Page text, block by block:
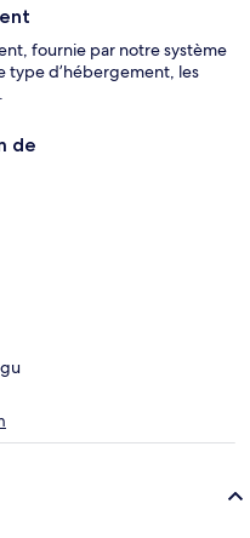
fournie par notre système
type d’hébergement, les
de